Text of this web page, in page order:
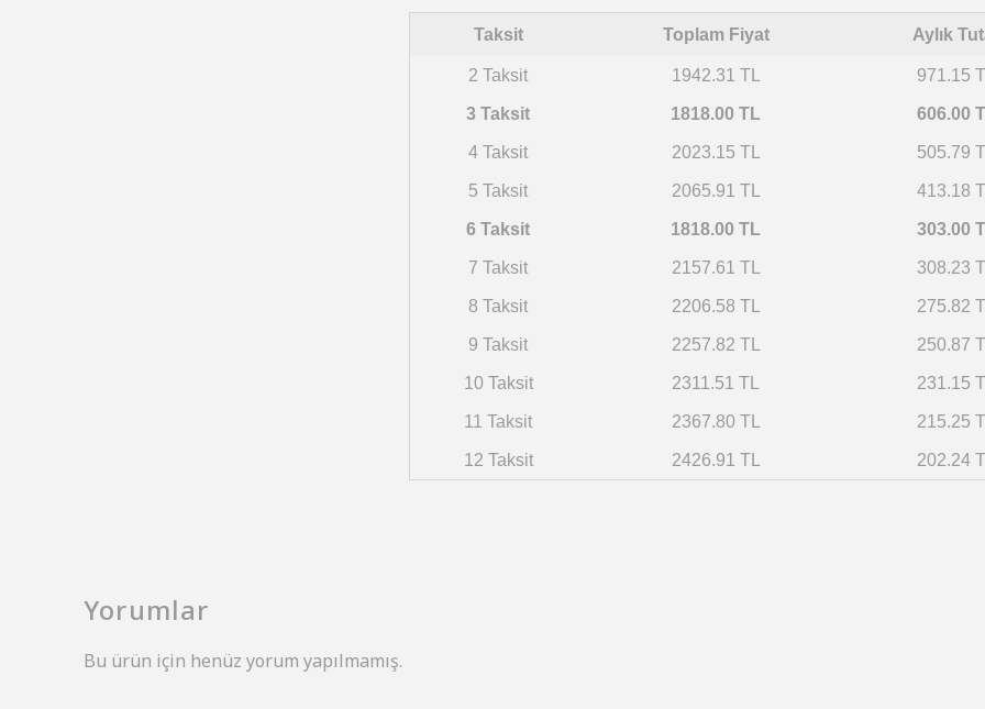
Taksit Toplam Fiyat Aylık
2 Taksit 1942.31 TL 971.15
3 Taksit 1818.00 TL 606.00
4 Taksit 2023.15 TL 505.79
5 Taksit 2065.91 TL 413.18
6 Taksit 1818.00 TL 303.00
7 Taksit 2157.61 TL 308.23
8 Taksit 2206.58 TL 275.82
9 Taksit 2257.82 TL 250.87
10 Taksit 2311.51 TL 231.15
11 Taksit 2367.80 TL 215.25
12 Taksit 2426.91 TL 202.24
Yorumlar
Bu ürün için henüz yorum yapılmamış.